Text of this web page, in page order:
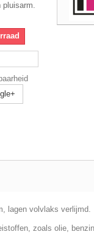
pluisarm.
lagen volvlaks verlijmd.
zoals olie,